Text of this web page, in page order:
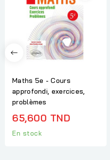
Maths 5e - Cours
approfondi, exercices,
problèmes
65,600 TND
En stock